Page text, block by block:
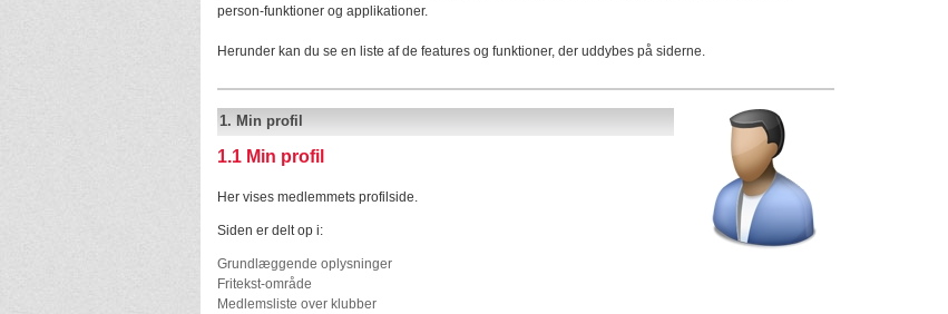
person-funktioner og applikationer.
Herunder kan du se en liste af de features og funktioner, der uddybes på siderne.
1. Min profil
1.1 Min profil
Her vises medlemmets profilside.
Siden er delt op i:
Grundlæggende oplysninger
Fritekst-område
Medlemsliste over klubber